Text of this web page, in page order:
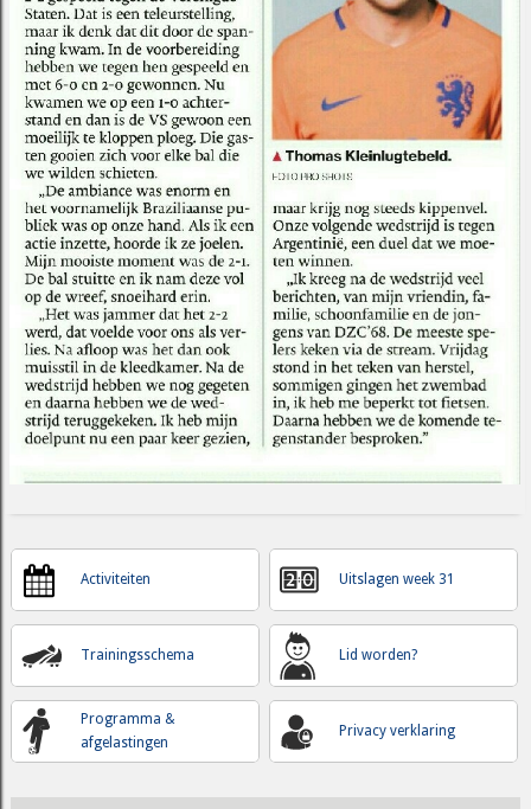
Activiteiten
Trainingsschema
Programma &
afgelastingen
Uitslagen week 31
Lid worden?
Privacy verklaring